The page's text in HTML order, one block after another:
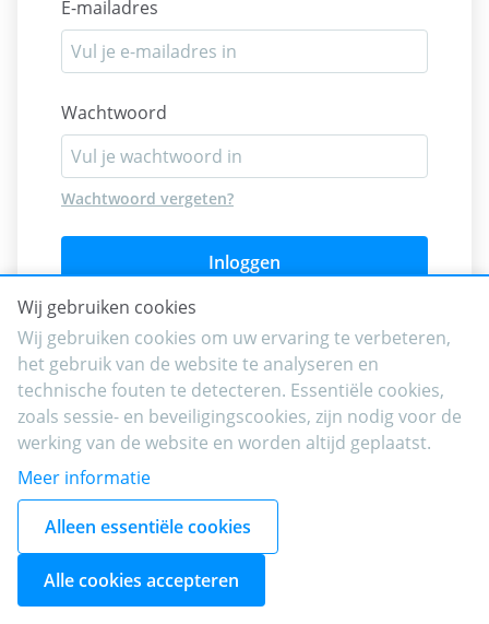
E-mailadres
Wachtwoord
Wachtwoord vergeten?
Inloggen
Wij gebruiken cookies
Wij gebruiken cookies om uw ervaring te verbeteren,
het gebruik van de website te analyseren en
technische fouten te detecteren. Essentiële cookies,
zoals sessie- en beveiligingscookies, zijn nodig voor de
werking van de website en worden altijd geplaatst.
Meer informatie
Alleen essentiële cookies
Alle cookies accepteren